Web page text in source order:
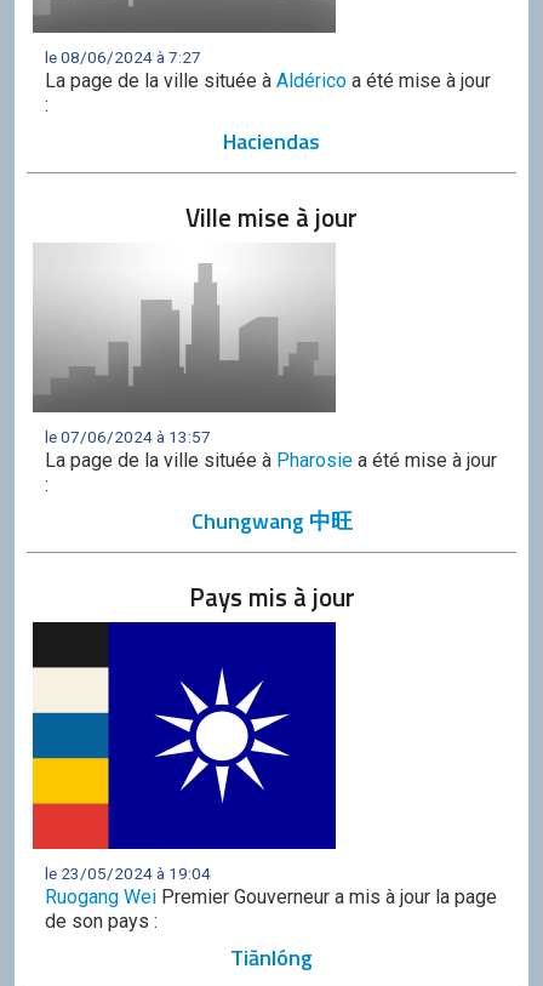
le 08/06/2024 à 7:27
La page de la ville située à Aldérico a été mise à jour
:
Haciendas
Ville mise à jour
le 07/06/2024 à 13:57
La page de la ville située à Pharosie a été mise à jour
:
Chungwang 中旺
Pays mis à jour
le 23/05/2024 à 19:04
Ruogang Wei Premier Gouverneur a mis à jour la page
de son pays :
Tiānlóng